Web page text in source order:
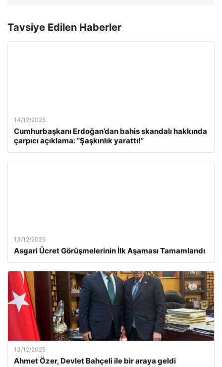
Tavsiye Edilen Haberler
14/12/2025
Cumhurbaşkanı Erdoğan’dan bahis skandalı hakkında
çarpıcı açıklama: “Şaşkınlık yarattı!”
13/12/2025
Asgari Ücret Görüşmelerinin İlk Aşaması Tamamlandı
13/12/2025
Ahmet Özer, Devlet Bahçeli ile bir araya geldi